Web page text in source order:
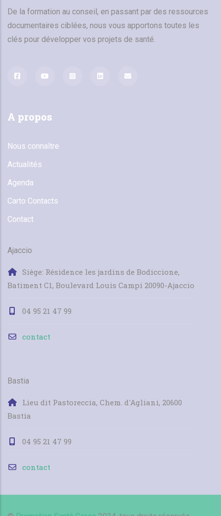
De la formation au conseil, en passant par des ressources
documentaires ciblées, nous vous apportons toutes les
clés pour développer vos projets de santé.
A propos
Nous connaître
Actualités
Agenda
Carto Contacts
Contact
Ajaccio
Siège: Résidence les jardins de Bodiccione,
Batiment C1, Boulevard Louis Campi 20090-Ajaccio
04 95 21 47 99
contact
Bastia
Lieu dit Pastoreccia, Chem. d'Agliani, 20600
Bastia
04 95 21 47 99
contact